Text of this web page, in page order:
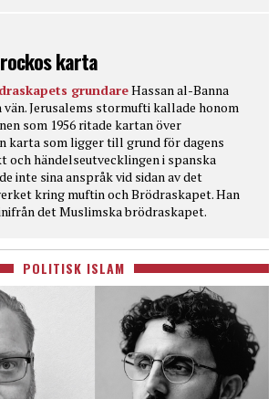
karta
grundareHassan al-Banna
Jerusalems stormufti kallade honom
som 1956 ritade kartan över
karta som ligger till grund för dagens
och händelseutvecklingen i spanska
inte sina anspråk vid sidan av det
kring muftin och Brödraskapet. Han
det Muslimska brödraskapet.
POLITISK ISLAM